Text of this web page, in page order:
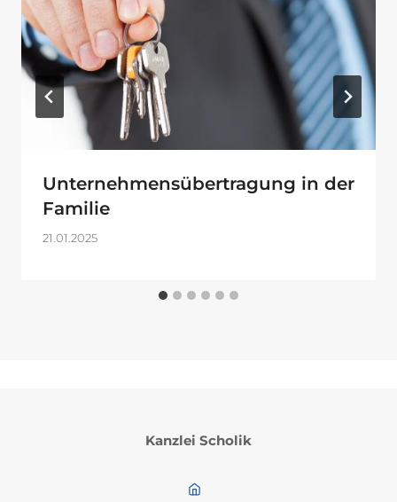
Unternehmensübertragung in der
Familie
21.01.2025
Kanzlei Scholik